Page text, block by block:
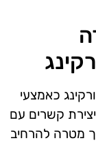
כאמצעי
קשרים עם
מטרה להרחיב